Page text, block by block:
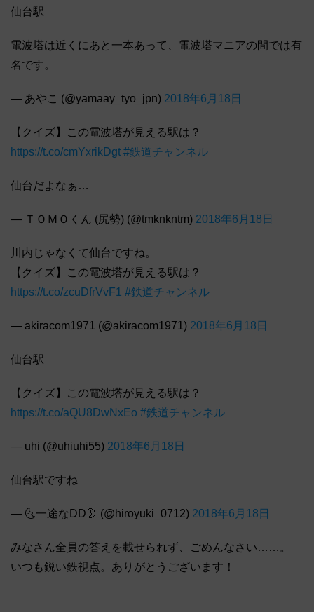
仙台駅
電波塔は近くにあと一本あって、電波塔マニアの間では有
名です。
— あやこ (@yamaay_tyo_jpn) 2018年6月18日
【クイズ】この電波塔が見える駅は？
https://t.co/cmYxrikDgt #鉄道チャンネル
仙台だよなぁ…
— ＴＯＭＯくん (尻勢) (@tmknkntm) 2018年6月18日
川内じゃなくて仙台ですね。
【クイズ】この電波塔が見える駅は？
https://t.co/zcuDfrVvF1 #鉄道チャンネル
— akiracom1971 (@akiracom1971) 2018年6月18日
仙台駅
【クイズ】この電波塔が見える駅は？
https://t.co/aQU8DwNxEo #鉄道チャンネル
— uhi (@uhiuhi55) 2018年6月18日
仙台駅ですね
— 🌜一途なDD🌛 (@hiroyuki_0712) 2018年6月18日
みなさん全員の答えを載せられず、ごめんなさい……。
いつも鋭い鉄視点。ありがとうございます！